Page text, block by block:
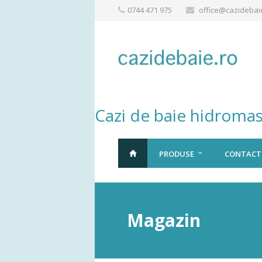
0744 471 975
Cazi de baie
PRODUSE CONTACT
Magazin